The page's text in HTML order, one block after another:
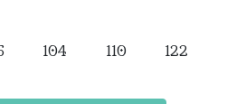
104 110 122